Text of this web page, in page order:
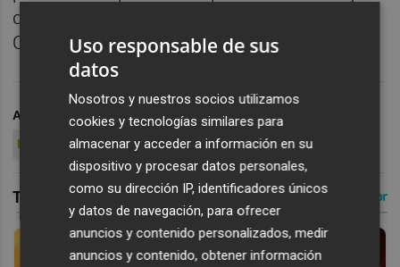
del portero Pau Guitart y del central Juan
Carlos Sempere.
ARCHIVADO EN BALONMANO
EÓN ALICANTE
POLIDEPORTIVO
Uso responsable de sus
datos
Nosotros y nuestros socios utilizamos
cookies y tecnologías similares para
almacenar y acceder a información en su
dispositivo y procesar datos personales,
como su dirección IP, identificadores únicos
y datos de navegación, para ofrecer
anuncios y contenido personalizados, medir
anuncios y contenido, obtener información